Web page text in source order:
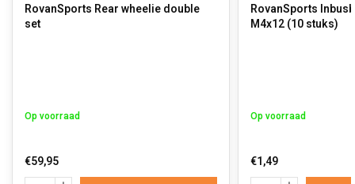
RovanSports Rear wheelie double
set
Op voorraad
€59,95
RovanSports
M4x12 (10 stuks)
Op voorraad
€1,49